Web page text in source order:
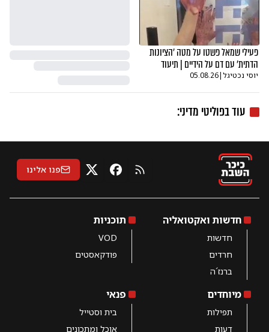
פעילי שמאל פשטו על מטה 'הציונות
הדתית' עם דם על הידיים | תיעוד
יוסי נכטיגל|
05.08.26
עוד בפוליטי מדיני:
RSS פייסבוק
X פנו אלינו
חדשות ואקטואליה
חדשות
חרדים
ברנז´ה
תוכניות
VOD
פודקאסטים
מיוחדים
תפילות
דעות
פנאי
בית וסטייל
אוכל ומתכונים